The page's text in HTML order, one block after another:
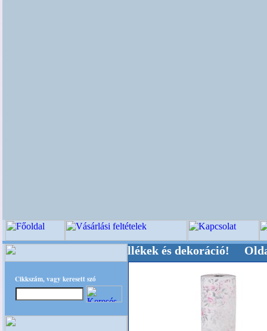
Cikkszám, vagy keresett szó
Kegyeleti-kellékek és dekoráció!